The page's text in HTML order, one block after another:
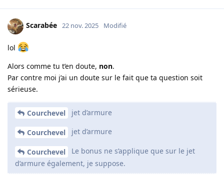
Scarabée 22 nov. 2025 Modifié
lol
Alors comme tu t’en doute, non.
Par contre moi j’ai un doute sur le fait que ta question soit
sérieuse.
Courchevel jet d’armure
Courchevel jet d’armure
Courchevel
Le bonus ne s’applique que sur le jet
d’armure également, je suppose.